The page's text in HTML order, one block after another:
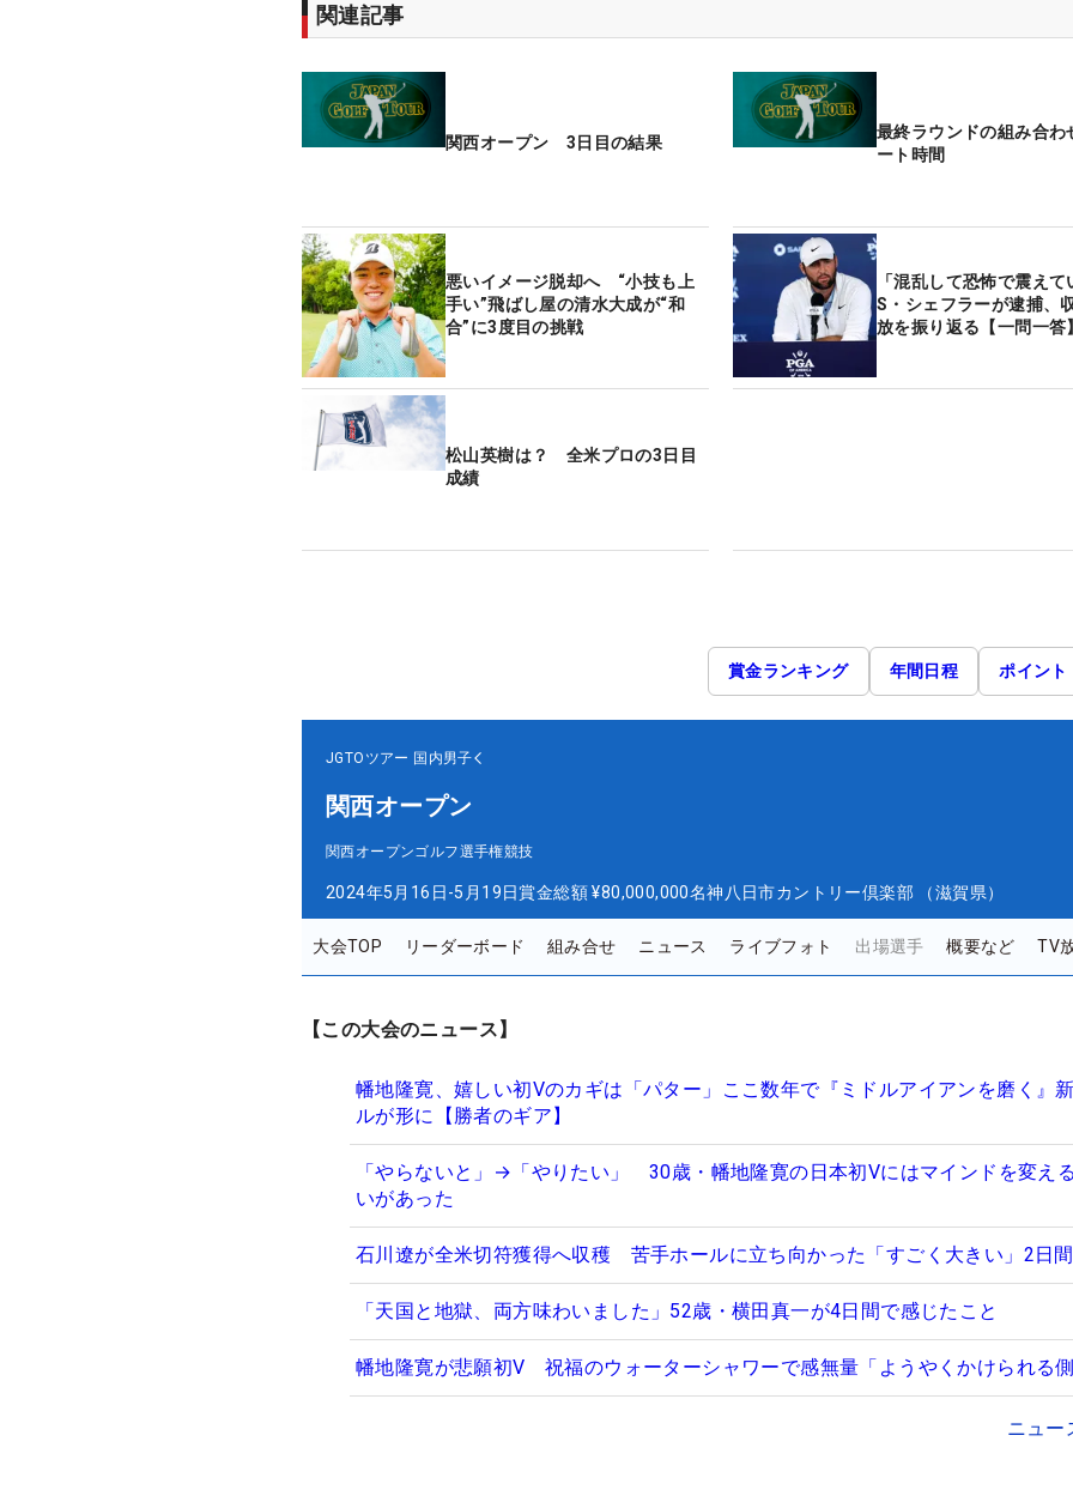
関連記事
関西オープン 3日目の結果
最終ラウンドの組み合わ
ート時間
悪いイメージ脱却へ “小技も上
手い”飛ばし屋の清水大成が“和
合”に3度目の挑戦
「混乱して恐怖で震えて
S・シェフラーが逮捕、
放を振り返る【一問一答
松山英樹は？ 全米プロの3日目
成績
賞金ランキング 年間日程 ポイント
JGTOツアー 国内男子
関西オープン
関西オープンゴルフ選手権競技
2024年5月16日-5月19日賞金総額 ¥80,000,000名神八日市カントリー倶楽部 （滋賀県）
大会TOP リーダーボード 組み合せ ニュース ライブフォト 出場選手 概要など TV
【この大会のニュース】
幡地隆寛、嬉しい初Vのカギは「パター」ここ数年で『ミドルアイアンを磨く』
ルが形に【勝者のギア】
「やらないと」→「やりたい」 30歳・幡地隆寛の日本初Vにはマインドを変え
いがあった
石川遼が全米切符獲得へ収穫 苦手ホールに立ち向かった「すごく大きい」2日間
「天国と地獄、両方味わいました」52歳・横田真一が4日間で感じたこと
幡地隆寛が悲願初V 祝福のウォーターシャワーで感無量「ようやくかけられる
ニュー